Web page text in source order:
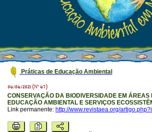
Práticas de Educação Ambiental
04/04/2021 (Nº 47)
CONSERVAÇÃO DA BIODIVERSIDADE EM ÁREAS
EDUCAÇÃO AMBIENTAL E SERVIÇOS
Link permanente: http://www.revistaea.org/